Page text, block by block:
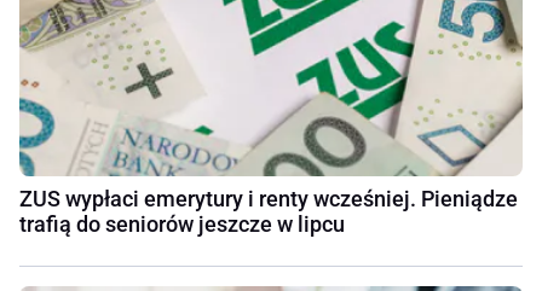
ZUS wypłaci emerytury i renty wcześniej. Pieniądze
trafią do seniorów jeszcze w lipcu